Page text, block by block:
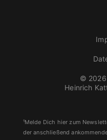
© 2026
Heinrich
¹Melde Dich hier zum
der anschließend